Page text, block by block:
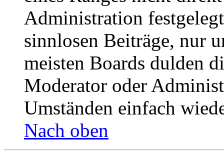
Administration
sinnlosen Beiträge, nur
meisten Boards dulden
Moderator oder
Umständen einfach
Nach oben